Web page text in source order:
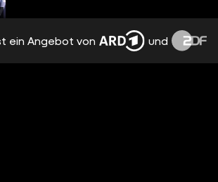
DAS IST DAS UNSINNIGSTE AUTO
ein Angebot von und